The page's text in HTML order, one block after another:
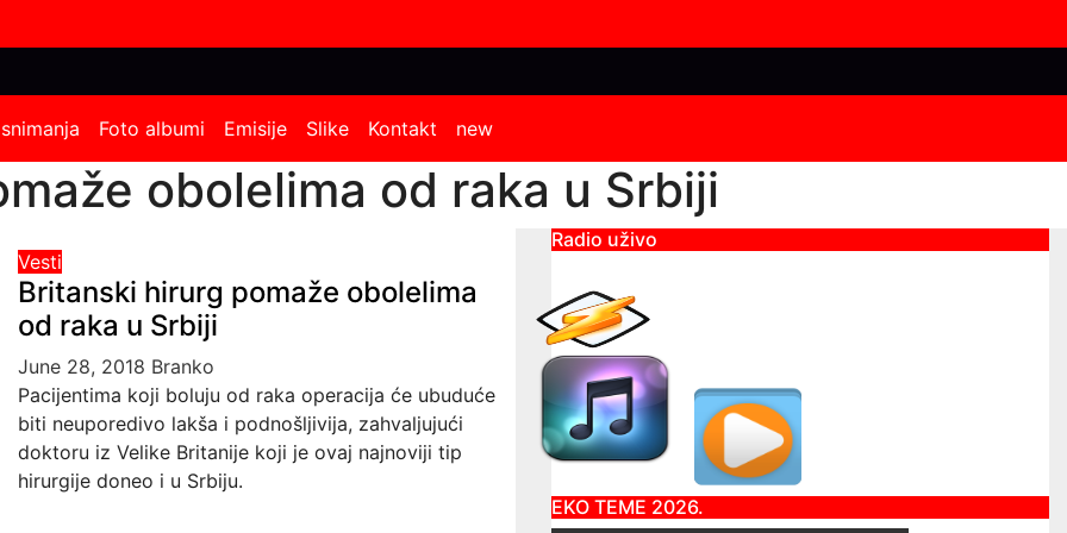
Foto albumi Emisije Slike Kontakt new
obolelima od raka u Srbiji
Vesti
Britanski hirurg pomaže obolelima
od raka u Srbiji
June 28, 2018 Branko
Pacijentima koji boluju od raka operacija će ubuduće
biti neuporedivo lakša i podnošljivija, zahvaljujući
doktoru iz Velike Britanije koji je ovaj najnoviji tip
hirurgije doneo i u Srbiju.
Radio uživo
EKO TEME 2026.